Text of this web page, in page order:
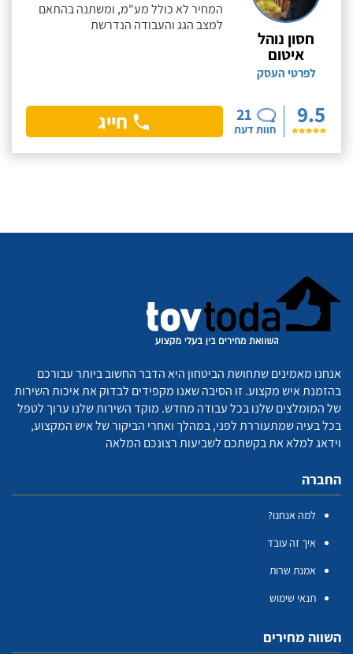
חסון נוהל
איטום
לפרטי העסק
9.5
21
חוות דעת
המחיר לא כולל מע"מ, ומשתנה בהתאם
למצב הגג והעבודה הנדרשת
חייג
אנחנו מאמינים שתחושת הביטחון היא הדבר החשוב ביותר עבורכם
בהזמנת איש מקצוע. זו הסיבה שאנו מקפידים לבדוק את איכות השירות
של המומלצים שלנו בכל עבודה מחדש. מוקד השירות שלנו ערוך לטפל
בכל בעיה שמתעוררת לפני, במהלך ואחרי הביקור של איש המקצוע,
וידאג למלא את בקשתכם לשביעות רצונכם המלאה
החברה
למה אנחנו?
איך זה עובד
אמנת שרות
תנאי שימוש
השווה מחירים